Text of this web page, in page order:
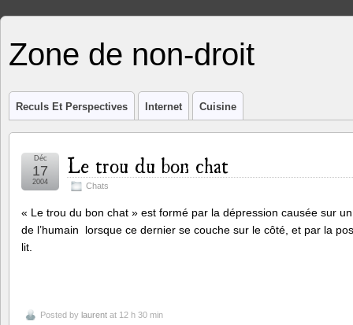
Zone de non-droit
Reculs Et Perspectives Internet Cuisine
Le trou du bon chat
Chats
Déc
17
2004
« Le trou du bon chat » est formé par la dépression causée sur
de l’humain lorsque ce dernier se couche sur le côté, et par la
lit.
Posted by laurent at 12 h 30 min